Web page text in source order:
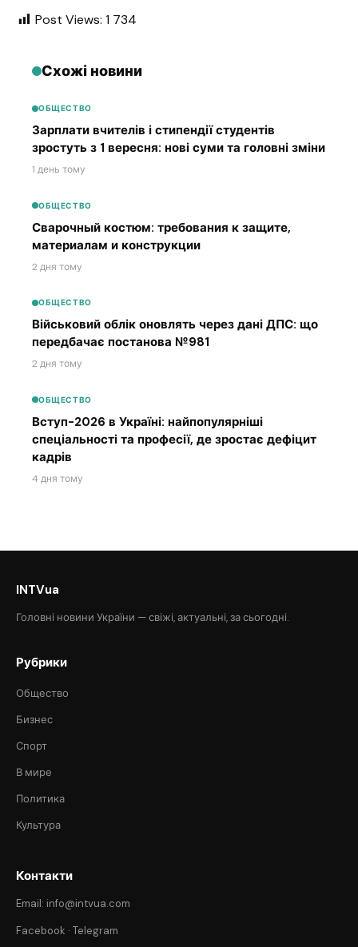
Post Views: 1 734
Схожі новини
ОБЩЕСТВО
Зарплати вчителів і стипендії студентів
зростуть з 1 вересня: нові суми та головні зміни
1 день тому
ОБЩЕСТВО
Сварочный костюм: требования к защите,
материалам и конструкции
2 дня тому
ОБЩЕСТВО
Військовий облік оновлять через дані ДПС: що
передбачає постанова №981
2 дня тому
ОБЩЕСТВО
Вступ-2026 в Україні: найпопулярніші
спеціальності та професії, де зростає дефіцит
кадрів
4 дня тому
INTVua
Головні новини України — свіжі, актуальні, за сьогодні.
Рубрики
Общество
Бизнес
Спорт
В мире
Политика
Культура
Контакти
Email: info@intvua.com
Facebook · Telegram